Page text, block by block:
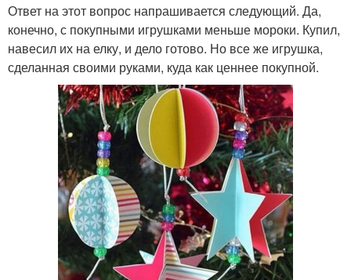
Ответ на этот вопрос напрашивается следующий. Да,
конечно, с покупными игрушками меньше мороки. Купил,
навесил их на елку, и дело готово. Но все же игрушка,
сделанная своими руками, куда как ценнее покупной.